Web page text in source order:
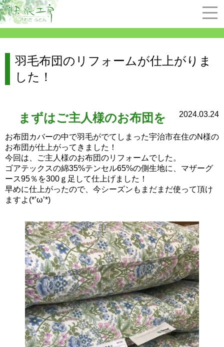
羽毛布団のリフォームが仕上がりま
した！
2024.03.24
まずはご主人様のお布団を
お布団カバーの中で羽毛がでてしまった宇治市在住のN様の
お布団が仕上がってきました！
今回は、ご主人様のお布団のリフォームでした。
ゴアテックスの綿35%テンセル65%の側生地に、マザーグ
ース95％を300ｇ足して仕上げました！
早めに仕上がったので、今シーズンもまだまだ使って頂け
ますよ(*’ω’*)